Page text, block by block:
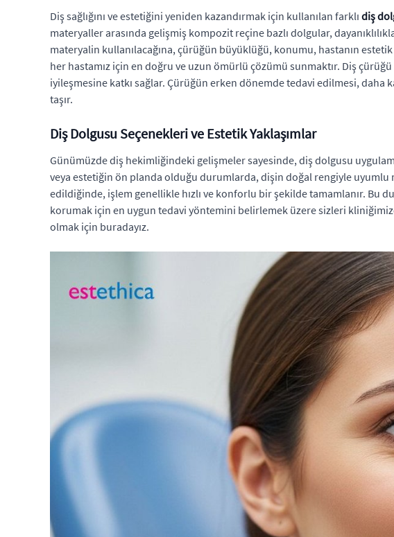
Diş sağlığını ve estetiğini yeniden kazandırmak için kullanılan farklı diş
materyaller arasında gelişmiş kompozit reçine bazlı dolgular,
materyalin kullanılacağına, çürüğün büyüklüğü, konumu, hastanın
her hastamız için en doğru ve uzun ömürlü çözümü sunmaktır. Diş
iyileşmesine katkı sağlar. Çürüğün erken dönemde tedavi edilmesi,
taşır.
Diş Dolgusu Seçenekleri ve Estetik Yaklaşımlar
Günümüzde diş hekimliğindeki gelişmeler sayesinde, diş dolgusu
veya estetiğin ön planda olduğu durumlarda, dişin doğal rengiyle
edildiğinde, işlem genellikle hızlı ve konforlu bir şekilde tamamlanır. Bu
korumak için en uygun tedavi yöntemini belirlemek üzere sizleri
olmak için buradayız.